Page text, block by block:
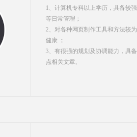
1、计算机专科以上学历，具备较
等日常管理；
2、对各种网页制作工具和方法较
健康 ；
3、有很强的规划及协调能力，具
点相关文章。